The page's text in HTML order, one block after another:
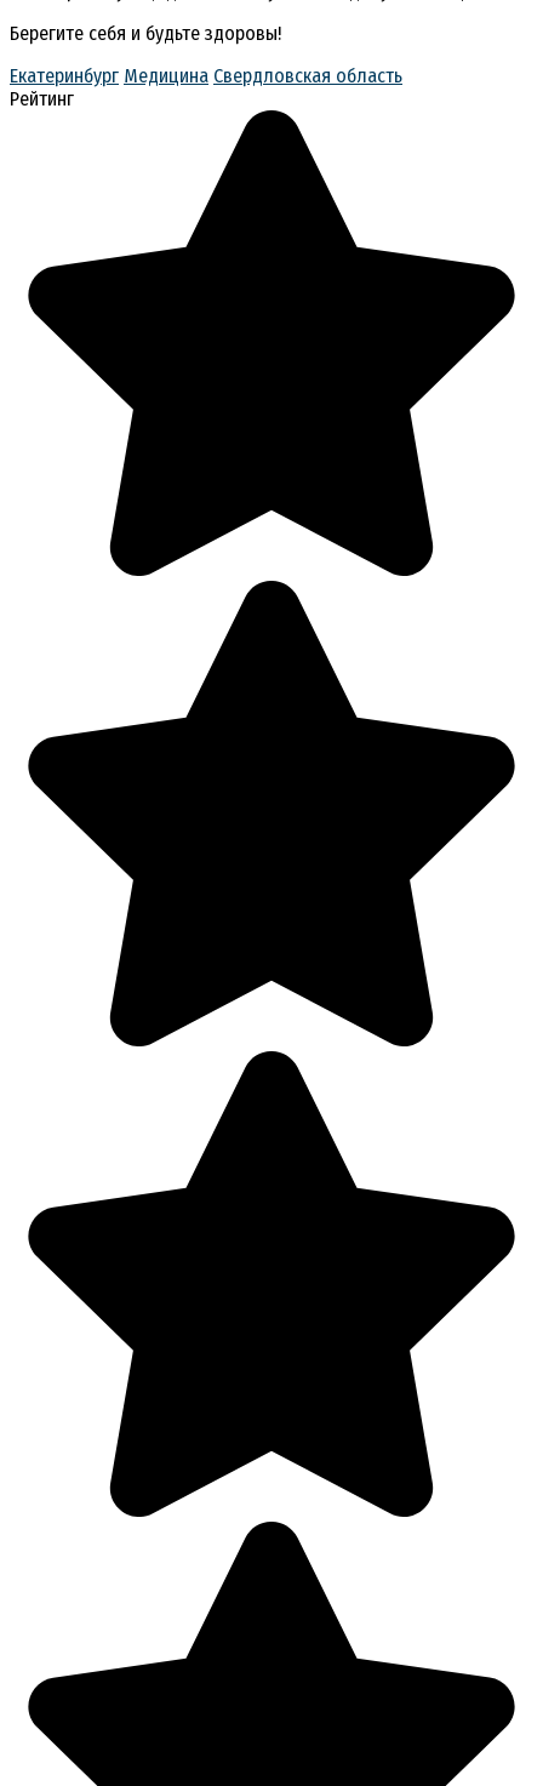
Берегите себя и будьте здоровы!
Екатеринбург Медицина Свердловская область
Рейтинг